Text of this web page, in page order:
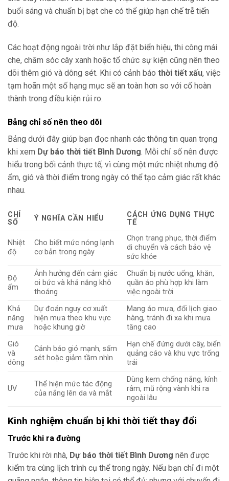
buổi sáng và chuẩn bị bạt che có thể giúp hạn chế trễ tiến
độ.
Các hoạt động ngoài trời như lắp đặt biển hiệu, thi công mái
che, chăm sóc cây xanh hoặc tổ chức sự kiện cũng nên theo
dõi thêm gió và dông sét. Khi có cảnh báo thời tiết xấu, việc
tạm hoãn một số hạng mục sẽ an toàn hơn so với cố hoàn
thành trong điều kiện rủi ro.
Bảng chỉ số nên theo dõi
Bảng dưới đây giúp bạn đọc nhanh các thông tin quan trọng
khi xem Dự báo thời tiết Bình Dương. Mỗi chỉ số nên được
hiểu trong bối cảnh thực tế, vì cùng một mức nhiệt nhưng độ
ẩm, gió và thời điểm trong ngày có thể tạo cảm giác rất khác
nhau.
CHỈ
SỐ
Ý NGHĨA CẦN HIỂU
CÁCH ỨNG DỤNG THỰC
TẾ
Nhiệt
độ
Cho biết mức nóng lạnh
cơ bản trong ngày
Chọn trang phục, thời điểm
di chuyển và cách bảo vệ
sức khỏe
Độ
ẩm
Ảnh hưởng đến cảm giác
oi bức và khả năng khô
thoáng
Chuẩn bị nước uống, khăn,
quần áo phù hợp khi làm
việc ngoài trời
Khả
năng
mưa
Dự đoán nguy cơ xuất
hiện mưa theo khu vực
hoặc khung giờ
Mang áo mưa, đổi lịch giao
hàng, tránh đi xa khi mưa
tăng cao
Gió
và
dông
Cảnh báo gió mạnh, sấm
sét hoặc giảm tầm nhìn
Hạn chế đứng dưới cây, biển
quảng cáo và khu vực trống
trải
UV
Thể hiện mức tác động
của nắng lên da và mắt
Dùng kem chống nắng, kính
râm, mũ rộng vành khi ra
ngoài lâu
Kinh nghiệm chuẩn bị khi thời tiết thay đổi
Trước khi ra đường
Trước khi rời nhà, Dự báo thời tiết Bình Dương nên được
kiểm tra cùng lịch trình cụ thể trong ngày. Nếu bạn chỉ đi một